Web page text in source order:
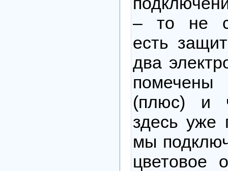
– то не
есть
два
(плюс) и
здесь уже
мы
цветовое